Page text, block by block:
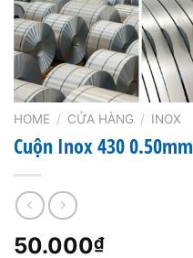
HOME / CỬA HÀNG / INOX
Cuộn Inox 430 0.50mm
50.000₫